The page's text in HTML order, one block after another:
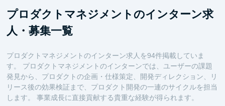
プロダクトマネジメントのインターン求
人・募集一覧
プロダクトマネジメントのインターン求人を94件掲載していま
す。 プロダクトマネジメントのインターンでは、ユーザーの課題
発見から、プロダクトの企画・仕様策定、開発ディレクション、リ
リース後の効果検証まで、プロダクト開発の一連のサイクルを担当
します。 事業成長に直接貢献する貴重な経験が得られます。